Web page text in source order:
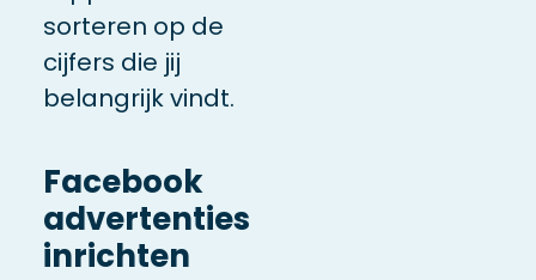
sorteren op de
cijfers die jij
belangrijk vindt.
Facebook
advertenties
inrichten